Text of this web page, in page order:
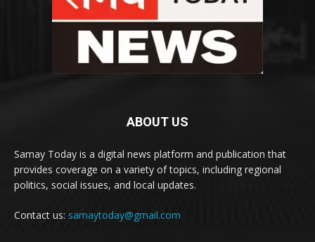
ABOUT US
Samay Today is a digital news platform and publication that
provides coverage on a variety of topics, including regional
politics, social issues, and local updates.
Contact us: samaytoday@gmail.com